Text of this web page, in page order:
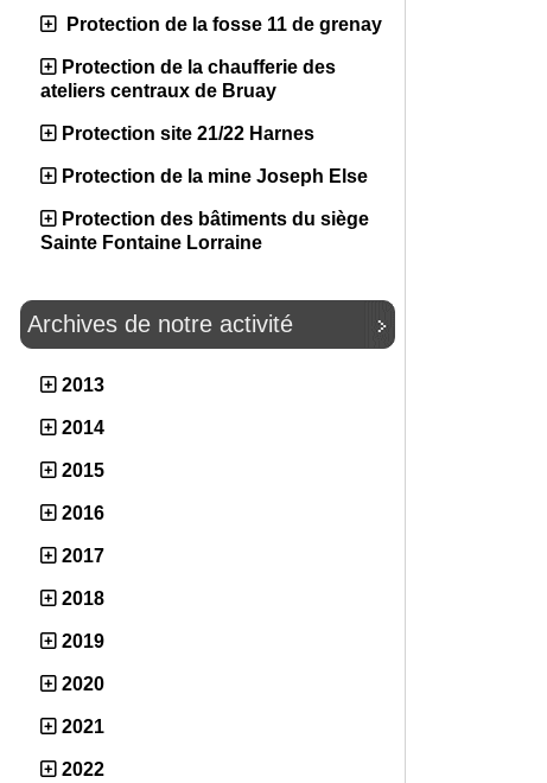
Protection de la fosse 11 de grenay
Protection de la chaufferie des
ateliers centraux de Bruay
Protection site 21/22 Harnes
Protection de la mine Joseph Else
Protection des bâtiments du siège
Sainte Fontaine Lorraine
Archives de notre activité
2013
2014
2015
2016
2017
2018
2019
2020
2021
2022